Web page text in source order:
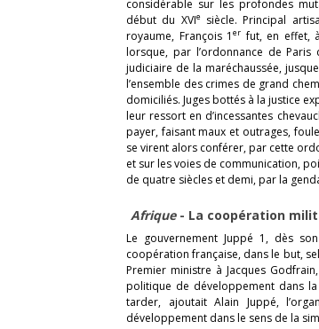
considérable sur les profondes
début du XVIesiècle. Principal
royaume, François 1er fut, en effet,
lorsque, par l’ordonnance de
judiciaire de la maréchaussée,
l’ensemble des crimes de grand
domiciliés. Juges bottés à la justice
leur ressort en d’incessantes
payer, faisant maux et outrages,
se virent alors conférer, par cette
et sur les voies de communication,
de quatre siècles et demi, par la
Afrique - La coopération
Le gouvernement Juppé 1, dès
coopération française, dans le but,
Premier ministre à Jacques
politique de développement dans
tarder, ajoutait Alain Juppé,
développement dans le sens de la